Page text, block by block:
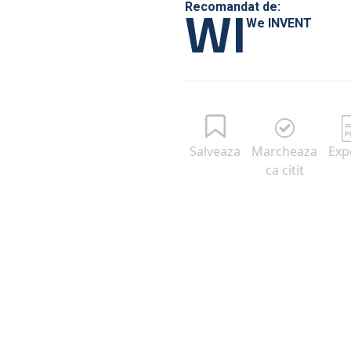
Recomandat de:
WIWe INVENT
Salveaza
Marcheaza
ca citit